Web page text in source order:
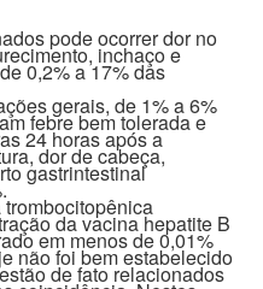
pode ocorrer dor no
inchaço e
0,2% a 17% das
gerais, de 1% a 6%
febre bem tolerada e
24 horas após a
dor de cabeça,
gastrintestinal
da vacina hepatite B
em menos de 0,01%
não foi bem estabelecido
de fato relacionados